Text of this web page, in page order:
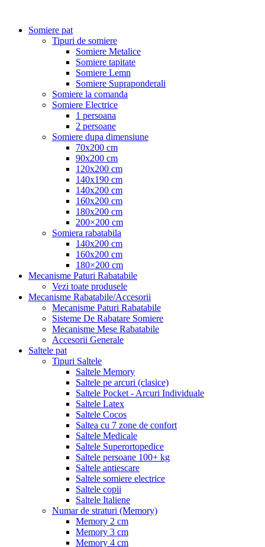
Somiere pat
Tipuri de somiere
Somiere Metalice
Somiere tapitate
Somiere Lemn
Somiere Supraponderali
Somiere la comanda
Somiere Electrice
1 persoana
2 persoane
Somiere dupa dimensiune
70x200 cm
90x200 cm
120x200 cm
140x190 cm
140x200 cm
160x200 cm
180x200 cm
200×200 cm
Somiera rabatabila
140x200 cm
160x200 cm
180×200 cm
Mecanisme Paturi Rabatabile
Vezi toate produsele
Mecanisme Rabatabile/Accesorii
Mecanisme Paturi Rabatabile
Sisteme De Rabatare Somiere
Mecanisme Mese Rabatabile
Accesorii Generale
Saltele pat
Tipuri Saltele
Saltele Memory
Saltele pe arcuri (clasice)
Saltele Pocket - Arcuri Individuale
Saltele Latex
Saltele Cocos
Saltea cu 7 zone de confort
Saltele Medicale
Saltele Superortopedice
Saltele persoane 100+ kg
Saltele antiescare
Saltele somiere electrice
Saltele copii
Saltele Italiene
Numar de straturi (Memory)
Memory 2 cm
Memory 3 cm
Memory 4 cm